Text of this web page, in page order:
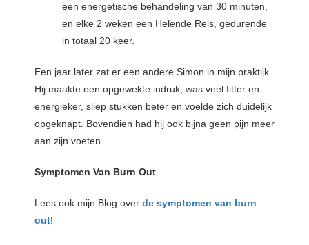
een energetische behandeling van 30 minuten,
en elke 2 weken een Helende Reis, gedurende
in totaal 20 keer.
Een jaar later zat er een andere Simon in mijn praktijk.
Hij maakte een opgewekte indruk, was veel fitter en
energieker, sliep stukken beter en voelde zich duidelijk
opgeknapt. Bovendien had hij ook bijna geen pijn meer
aan zijn voeten.
Symptomen Van Burn Out
Lees ook mijn Blog over de symptomen van burn
out!